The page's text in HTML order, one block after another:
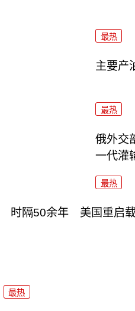
最热
主要产
最热
俄外交
一代灌
最热
时隔50余年 美国重启
最热